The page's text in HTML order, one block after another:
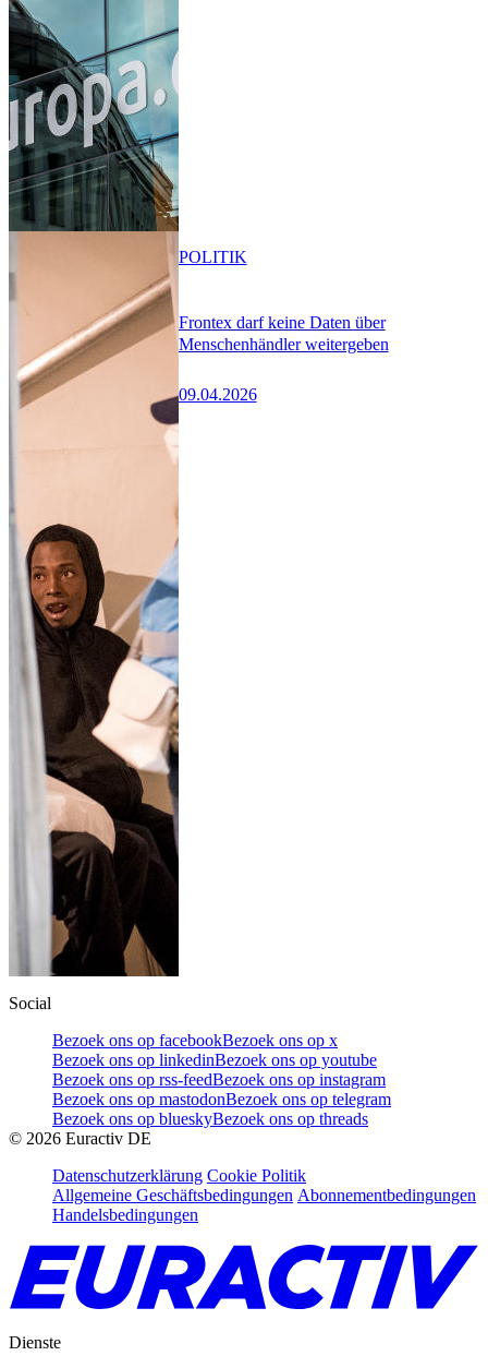
Frontex darf keine Daten über
Menschenhändler weitergeben
09.04.2026
POLITIK
Social
Bezoek ons op facebookBezoek ons op x
Bezoek ons op linkedinBezoek ons op youtube
Bezoek ons op rss-feedBezoek ons op instagram
Bezoek ons op mastodonBezoek ons op telegram
Bezoek ons op blueskyBezoek ons op threads
© 2026 Euractiv DE
Datenschutzerklärung Cookie Politik
Allgemeine Geschäftsbedingungen Abonnementbedingungen
Handelsbedingungen
Dienste